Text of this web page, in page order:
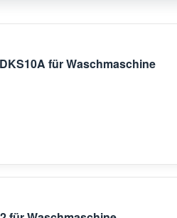
für Waschmaschine